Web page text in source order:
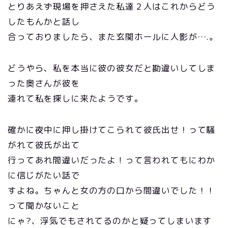
とりあえず現場を押さえた私達２人はこれからどう
したもんかと話し
合っておりましたら、また玄関ホールに人影が….。
どうやら、私を本当に彼の彼女だと勘違いしてしま
った奥さんが彼を
連れて私を探しに来たようです。
確かに夜中に押し掛けてこられて彼氏出せ！って騒
がれて彼氏が出て
行ってあれ間違いだったよ！って言われてもにわか
に信じがたい話で
すよね。ちゃんと女の方の口から間違いでした！！
って聞かないこと
にゃ?、浮気でもされてるのかと疑ってしまいます